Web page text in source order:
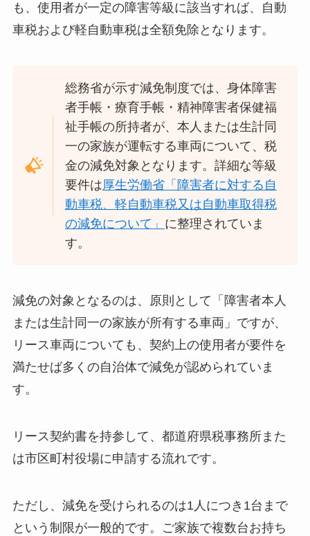
も、使用者が一定の障害等級に該当すれば、自動
車税および軽自動車税は全額免除となります。
総務省が示す減免制度では、身体障害
者手帳・療育手帳・精神障害者保健福
祉手帳の所持者が、本人または生計同
一の家族が運転する車両について、税
金の減免対象となります。詳細な等級
要件は厚生労働省「障害者に対する自
動車税、軽自動車税又は自動車取得税
の減免について」 に整理されていま
す。
減免の対象となるのは、原則として「障害者本人
または生計同一の家族が所有する車両」ですが、
リース車両についても、契約上の使用者が要件を
満たせば多くの自治体で減免が認められていま
す。
リース契約書を持参して、都道府県税事務所また
は市区町村役場に申請する流れです。
ただし、減免を受けられるのは1人につき1台まで
という制限が一般的です。ご家族で複数台お持ち